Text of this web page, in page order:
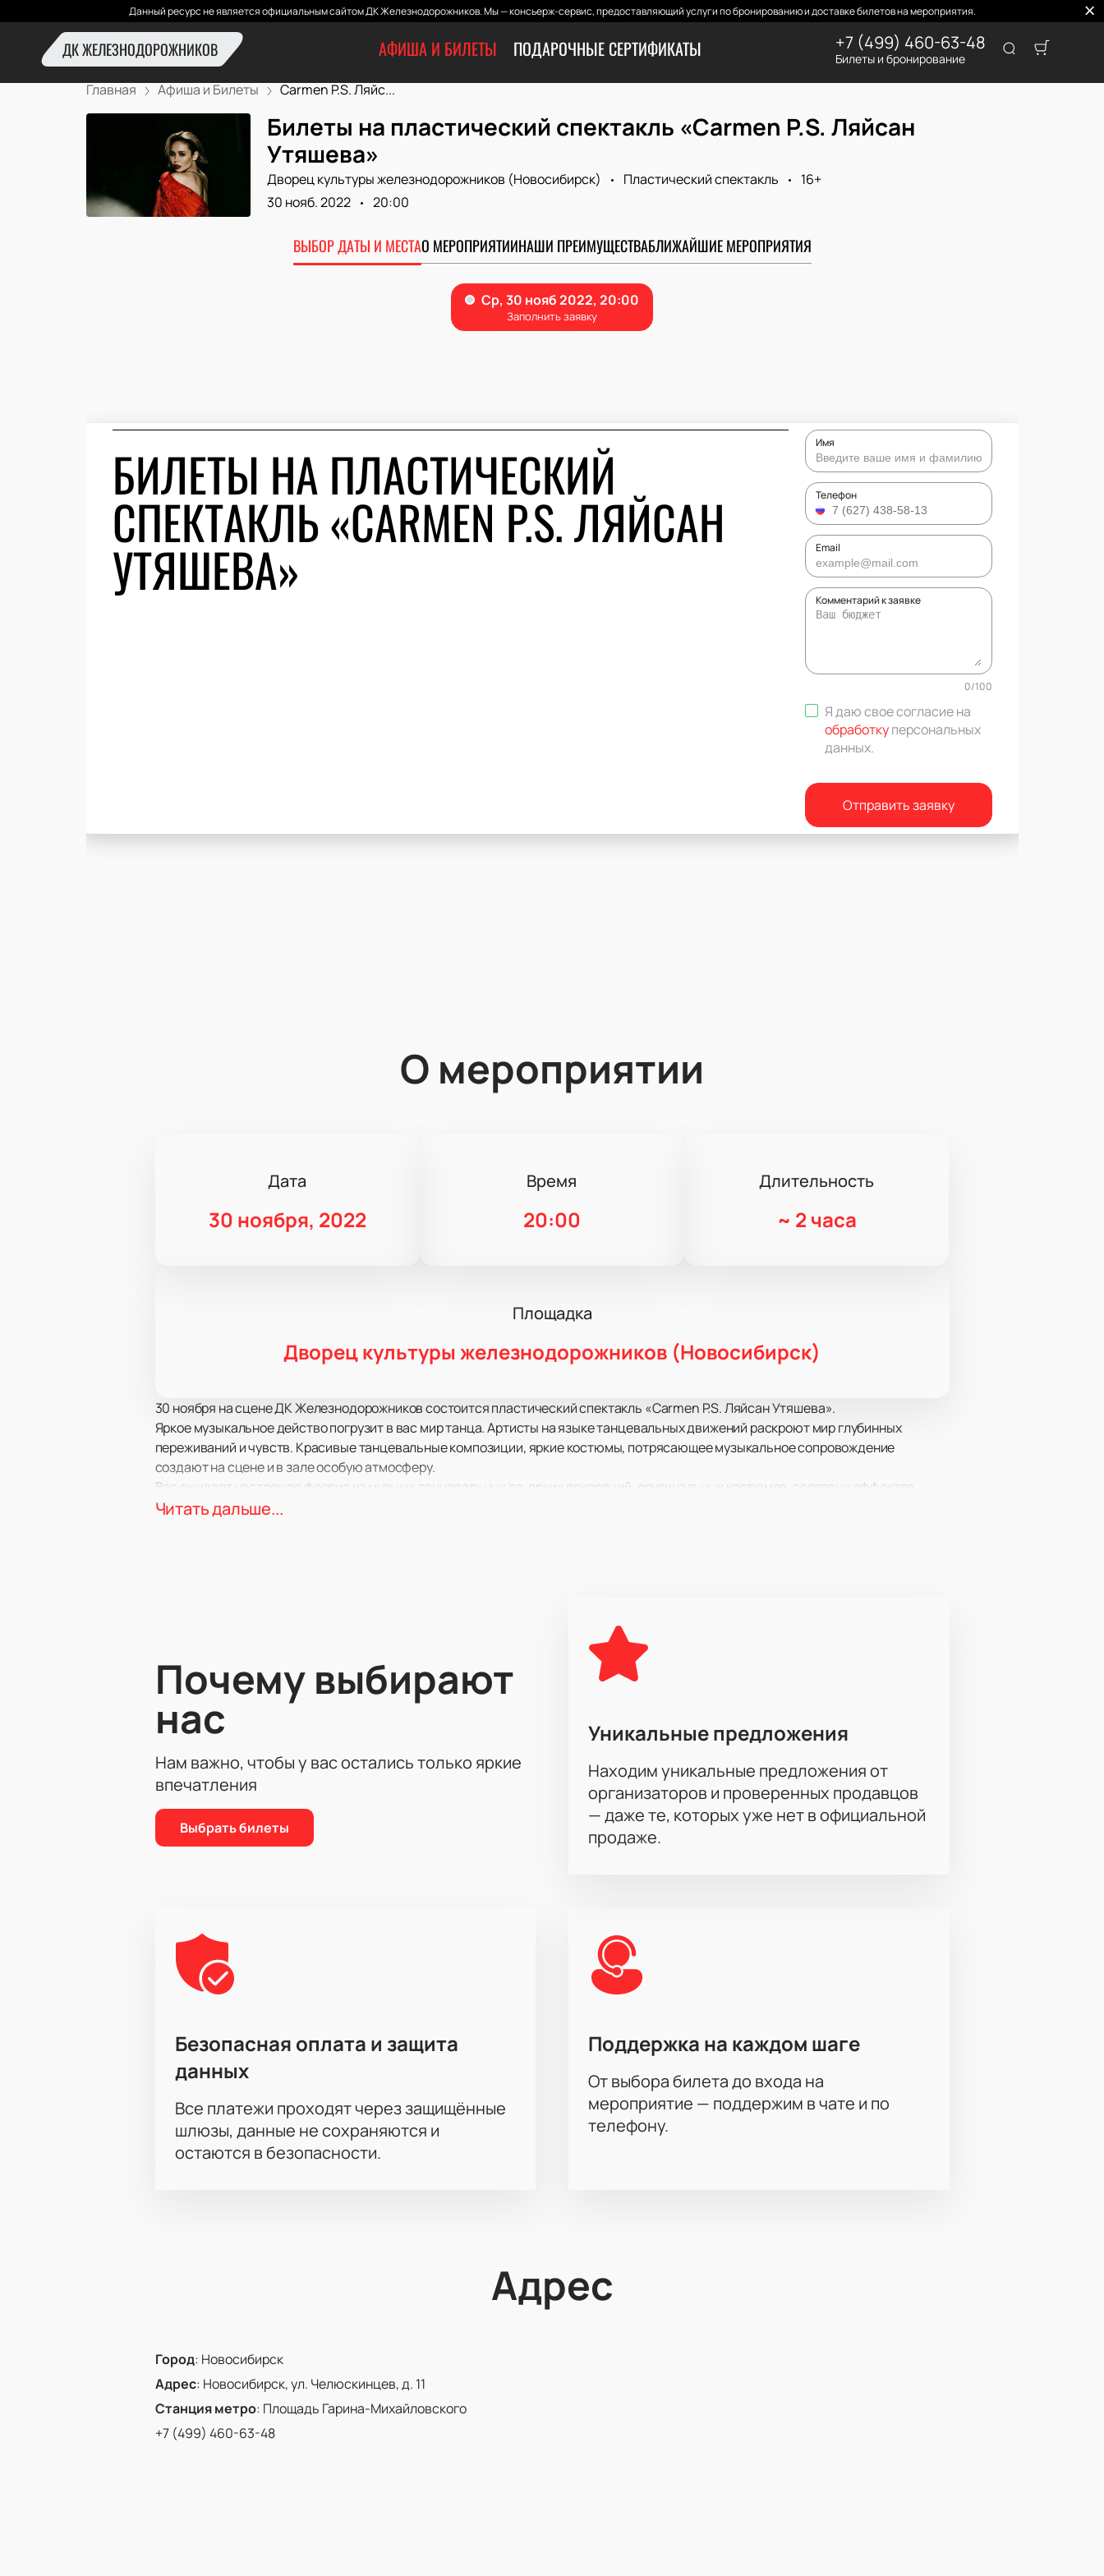
Данный ресурс не является официальным сайтом ДК Железнодорожников. Мы — консьерж-сервис, предоставляющий услуги по бронированию и доставке билетов на мероприятия.
ДК ЖЕЛЕЗНОДОРОЖНИКОВ АФИША И БИЛЕТЫ ПОДАРОЧНЫЕ СЕРТИФИКАТЫ +7 (499) 460-63-48
Билеты и бронирование
Главная Афиша и Билеты Carmen P.S. Ляйс...
Билеты на пластический спектакль «Carmen P.S. Ляйсан
Утяшева»
Дворец культуры железнодорожников (Новосибирск) Пластический спектакль
16+
30 нояб. 2022
20:00
ВЫБОР ДАТЫ И МЕСТАО МЕРОПРИЯТИИНАШИ ПРЕИМУЩЕСТВАБЛИЖАЙШИЕ МЕРОПРИЯТИЯ
БИЛЕТЫ НА ПЛАСТИЧЕСКИЙ
СПЕКТАКЛЬ «CARMEN P.S. ЛЯЙСАН
УТЯШЕВА»
Имя
Телефон
Email
Комментарий к заявке
0/100
Я даю свое согласие на
обработкуперсональных
данных.
Отправить заявку
О мероприятии
Дата
30 ноября, 2022
Время
20:00
Длительность
~ 2 часа
Площадка
Дворец культуры железнодорожников (Новосибирск)
30 ноября на сцене ДК Железнодорожников состоится пластический спектакль «Carmen P.S. Ляйсан Утяшева».
Яркое музыкальное действо погрузит в вас мир танца. Артисты на языке танцевальных движений раскроют мир глубинных
переживаний и чувств. Красивые танцевальные композиции, яркие костюмы, потрясающее музыкальное сопровождение
создают на сцене и в зале особую атмосферу.
Вас ожидает настоящая феерия из музыки, танцевальных па, ярких декораций, оригинальных костюмов, световых эффектов.
Участники программы – лауреаты престижных фестивалей, конкурсов и танцевальных проектов.
Читать дальше...
Почему выбирают
нас
Нам важно, чтобы у вас остались только яркие
впечатления
Выбрать билеты
Уникальные предложения
Находим уникальные предложения от
организаторов и проверенных продавцов
— даже те, которых уже нет в официальной
продаже.
Безопасная оплата и защита
данных
Все платежи проходят через защищённые
шлюзы, данные не сохраняются и
остаются в безопасности.
Поддержка на каждом шаге
От выбора билета до входа на
мероприятие — поддержим в чате и по
телефону.
Адрес
Город: Новосибирск
Адрес: Новосибирск, ул. Челюскинцев, д. 11
Станция метро: Площадь Гарина-Михайловского
+7 (499) 460-63-48